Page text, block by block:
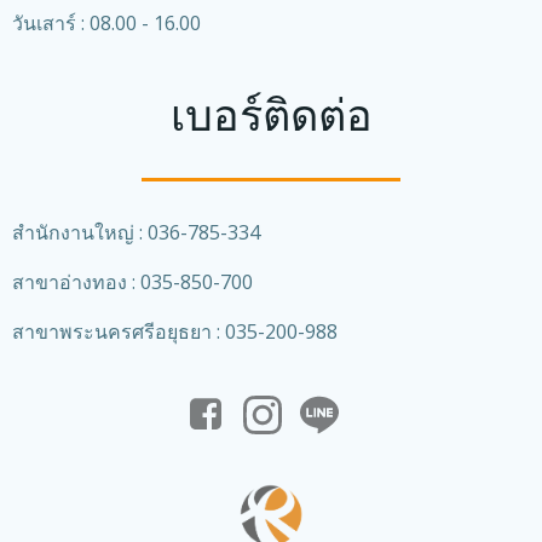
วันเสาร์ : 08.00 - 16.00
เบอร์ติดต่อ
สำนักงานใหญ่ : 036-785-334
สาขาอ่างทอง : 035-850-700
สาขาพระนครศรีอยุธยา : 035-200-988